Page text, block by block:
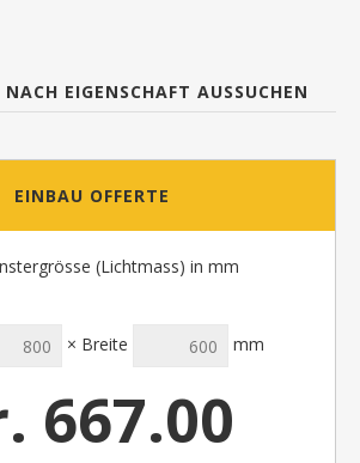
EIGENSCHAFT AUSSUCHEN
EINBAU OFFERTE
(Lichtmass) in mm
× Breite mm
667.00